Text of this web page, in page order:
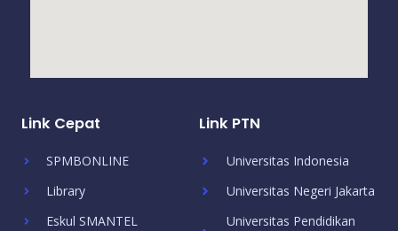
Link Cepat
SPMBONLINE
Library
Eskul SMANTEL
Link PTN
Universitas Indonesia
Universitas Negeri Jakarta
Universitas Pendidikan